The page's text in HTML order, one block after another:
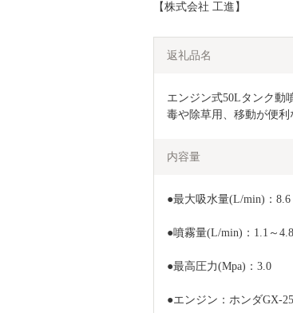
【株式会社 工進】
返礼品名
エンジン式50Lタンク動
毒や除草用、移動が便
内容量
●最大吸水量(L/min)：8.6
●噴霧量(L/min)：1.1～4.8
●最高圧力(Mpa)：3.0
●エンジン：ホンダGX-